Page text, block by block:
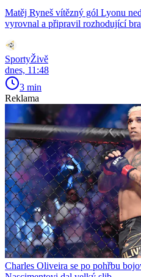
Matěj Ryneš vítězný gól Lyonu
vyrovnal a připravil rozhodující
SportyŽivě
dnes, 11:48
3 min
Reklama
Charles Oliveira se po pohřbu